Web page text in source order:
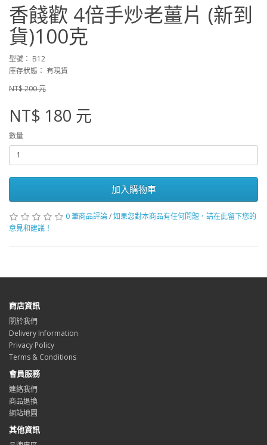
香餞歡 4倍手炒老薑片 (新到
貨)100克
型號： B12
庫存狀態： 有現貨
NT$ 200 元
NT$ 180 元
數量
加入購物車
0 筆商品評論/如果您對本商品有任何問題，請在此留下您的
意見和建議！
商店資訊
關於我們
Delivery Information
Privacy Policy
Terms & Conditions
會員服務
連絡我們
商品退換
網站地圖
其他資訊